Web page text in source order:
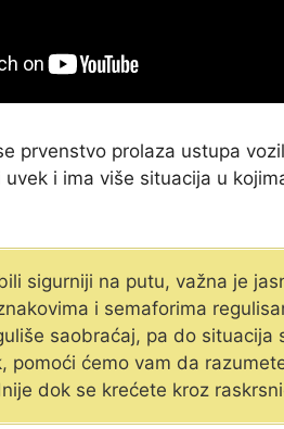
prvenstvo prolaza ustupa
uvek i ima više situacija u
sigurniji na putu, važna je
i semaforima
saobraćaj, pa do
pomoći ćemo vam da
dok se krećete kroz